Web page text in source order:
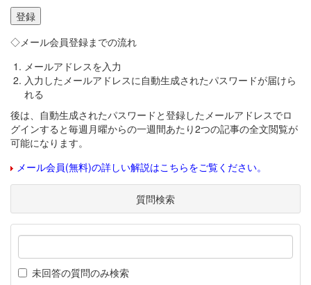
◇メール会員登録までの流れ
メールアドレスを入力
入力したメールアドレスに自動生成されたパスワードが届けら
れる
後は、自動生成されたパスワードと登録したメールアドレスでロ
グインすると毎週月曜からの一週間あたり2つの記事の全文閲覧が
可能になります。
メール会員(無料)の詳しい解説はこちらをご覧ください。
質問検索
未回答の質問のみ検索